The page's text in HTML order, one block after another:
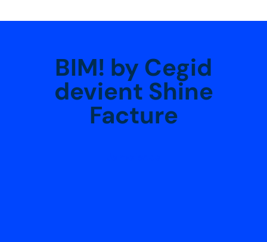
BIM! by Cegid
devient Shine
Facture